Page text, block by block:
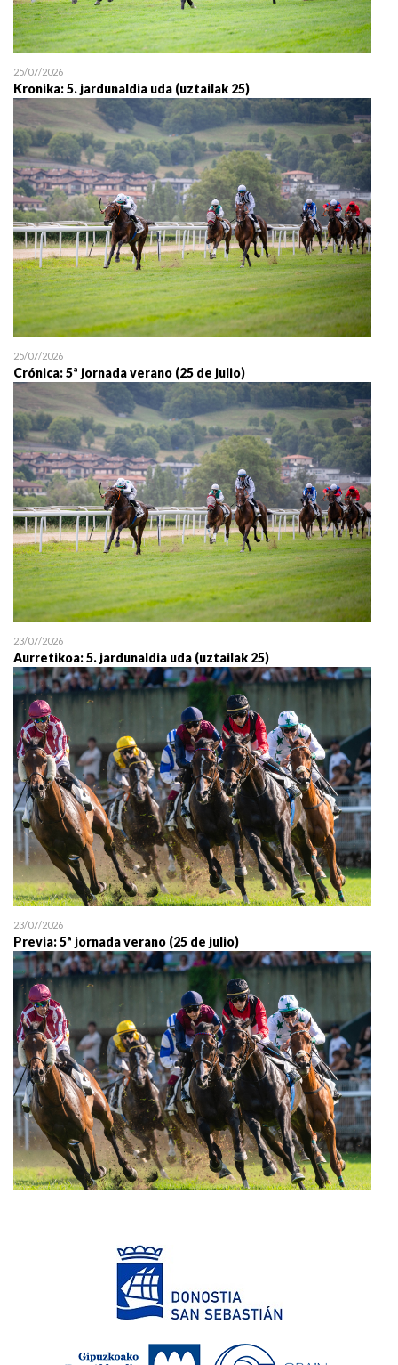
25/07/2026
Kronika: 5. jardunaldia uda (uztailak 25)
25/07/2026
Crónica: 5ª jornada verano (25 de julio)
23/07/2026
Aurretikoa: 5. jardunaldia uda (uztailak 25)
23/07/2026
Previa: 5ª jornada verano (25 de julio)